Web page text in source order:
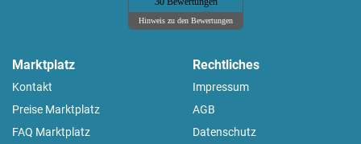
Hinweis zu den Bewertungen
Marktplatz
Kontakt
Preise Marktplatz
FAQ Marktplatz
Rechtliches
Impressum
AGB
Datenschutz